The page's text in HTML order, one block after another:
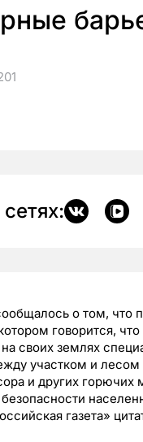
о том,
говорится,
своих землях
участком и
и других горючих
газета»